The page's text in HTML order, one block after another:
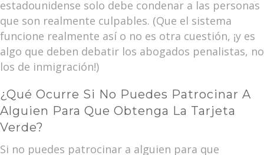
estadounidense solo debe condenar a las personas
que son realmente culpables. (Que el sistema
funcione realmente así o no es otra cuestión, ¡y es
algo que deben debatir los abogados penalistas, no
los de inmigración!)
¿Qué Ocurre Si No Puedes Patrocinar A
Alguien Para Que Obtenga La Tarjeta
Verde?
Si no puedes patrocinar a alguien para que